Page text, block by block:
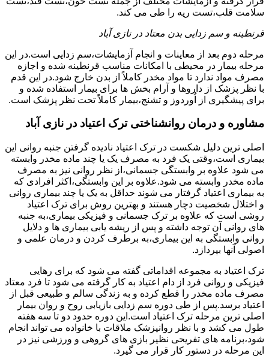
سلامت قلب،تست ریه را طی می کند.
قرنطینه و سم زدایی بدن معتاد در نازی آباد
مرحله دوم بعد از معاینات و انجام آزمایشات،سم زدایی است.در این
مرحله بیمار در محیطی با امکانات مناسب قرنطینه شده و اجازه
مصرف مواد ندارد تا مواد مخدر کاملاً از بدن خارج شود.در این قدم
با نظر پزشک از داروها و آرام بخش ها برای بیمار استفاده شده و
برای پیشگیری از اُوردوز و تشنج،بیمار کاملاً تحت نظر پزشک است.
مشاوره و درمان روانشناختی ترک اعتیاد در نازی آباد
اصلی ترین دلیل شکست در ترک اعتیاد نادیده گرفتن جنبه روانی این
بیماری است،وقتی یک فرد به مصرف یک یا چند ماده مخدر وابسته
می شود علاوه بر وابستگی جسمانی،از نظر روانی نیز به مصرف
ماده مخدر وابسته می شود.علاوه بر این وابستگی،اکثر افرادی که
به بیماری اعتیاد گرفتار می شوند حداقل به یک یا چند بیماری روانی
و اختلال شخصیت دچار هستند و بهترین روش برای ترک اعتیاد
روشی است که علاوه بر ترک جسمانی و فیزیکی بیماری،به جنبه
های روانی آن توجه داشته و پس از ریشه یابی بیماری ها و دلایل
روانی وابستگی به این بیماری،به برطرف کردن و درمان علمی و
اصولی آنها بپردازد.
ترک اعتیاد به مجموعه اقداماتی گفته می شود که برای رهایی
فیزیکی و روانی فرد از دام اعتیاد به کار گرفته می شود تا فرد معتاد
مصرف ماده مخدر را قطع کرده و به زندگی سالم و طبیعی قبل از
اعتیاد برسد.پس از طی دوره سم زدایی بازیابی روح و روان بیمار
اصلی ترین مرحله ترک اعتیاد است.این دوره حدود دو تا سه هفته
طول می کشد و با نظر روانپزشک ملاقات با خانواده می تواند انجام
شود،برنامه های تفریحی نظیر بازی های گروهی و ورزشی نیز در
این مرحله در دستور کار قرار می گیرد.